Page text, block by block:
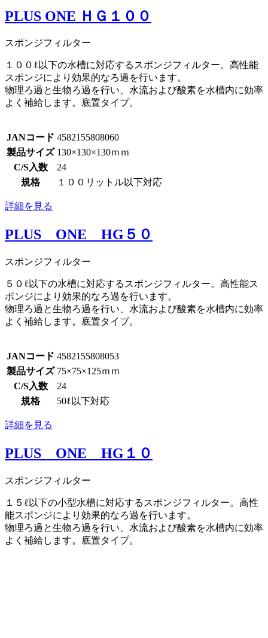
PLUS ONE ＨＧ１００
スポンジフィルター
１００ℓ以下の水槽に対応するスポンジフィルター。高性能
スポンジにより効果的なろ過を行います。
物理ろ過と生物ろ過を行い、水流および酸素を水槽内に効率
よく補給します。底置タイプ。
JANコード 4582155808060
製品サイズ 130×130×130ｍｍ
C/S入数
24
規格
１００リットル以下対応
詳細を見る
PLUS ONE HG５０
スポンジフィルター
５０ℓ以下の水槽に対応するスポンジフィルター。高性能ス
ポンジにより効果的なろ過を行います。
物理ろ過と生物ろ過を行い、水流および酸素を水槽内に効率
よく補給します。底置タイプ。
JANコード 4582155808053
製品サイズ 75×75×125ｍｍ
C/S入数
24
規格
50ℓ以下対応
詳細を見る
PLUS ONE HG１０
スポンジフィルター
１５ℓ以下の小型水槽に対応するスポンジフィルター。高性
能スポンジにより効果的なろ過を行います。
物理ろ過と生物ろ過を行い、水流および酸素を水槽内に効率
よく補給します。底置タイプ。